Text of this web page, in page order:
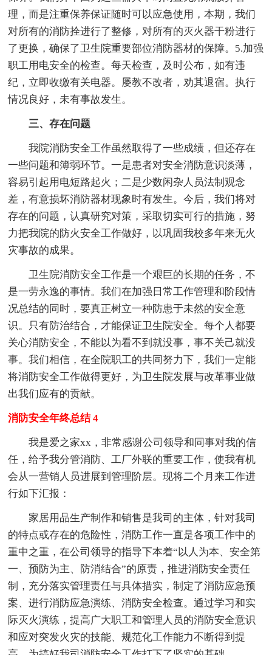
理，而是注重保养保证随时可以应急使用，本期，我们
对所有的消防拴进行了整修，对所有的灭火器干粉进行
了更换，确保了卫生院重要部位消防器材的保障。5.加强
职工用电安全的检查。每天检查，及时公布，如有违
纪，立即收缴有关电器。屡教不改者，劝其退宿。执行
情况良好，未有事故发生。
三、存在问题
我院消防安全工作虽然取得了一些成绩，但还存在
一些问题和簿弱环节。一是患者对安全消防意识淡薄，
容易引起用电短路起火；二是少数闲杂人员法制观念
差，有意损坏消防器材现象时有发生。今后，我们将对
存在的问题，认真研究对策，采取切实可行的措施，努
力把我院的防火安全工作做好，以巩固我校多年来无火
灾事故的成果。
卫生院消防安全工作是一个艰巨的长期的任务，不
是一劳永逸的事情。我们在加强日常工作管理和阶段情
况总结的同时，要真正树立一种防患于未然的安全意
识。只有防治结合，才能保证卫生院安全。每个人都要
关心消防安全，不能以为看不到就没事，事不关己就没
事。我们相信，在全院职工的共同努力下，我们一定能
将消防安全工作做得更好，为卫生院发展与改革事业做
出我们应有的贡献。
消防安全年终总结 4
我是爱之家xx，非常感谢公司领导和同事对我的信
任，给予我分管消防、工厂外联的重要工作，使我有机
会从一营销人员进展到管理阶层。现将二个月来工作进
行如下汇报：
家居用品生产制作和销售是我司的主体，针对我司
的特点或存在的危险性，消防工作一直是各项工作中的
重中之重，在公司领导的指导下本着“以人为本、安全第
一、预防为主、防消结合”的原责，推进消防安全责任
制，充分落实管理责任与具体措实，制定了消防应急预
案、进行消防应急演练、消防安全检查。通过学习和实
际灭火演练，提高广大职工和管理人员的消防安全意识
和应对突发火灾的技能、规范化工作能力不断得到提